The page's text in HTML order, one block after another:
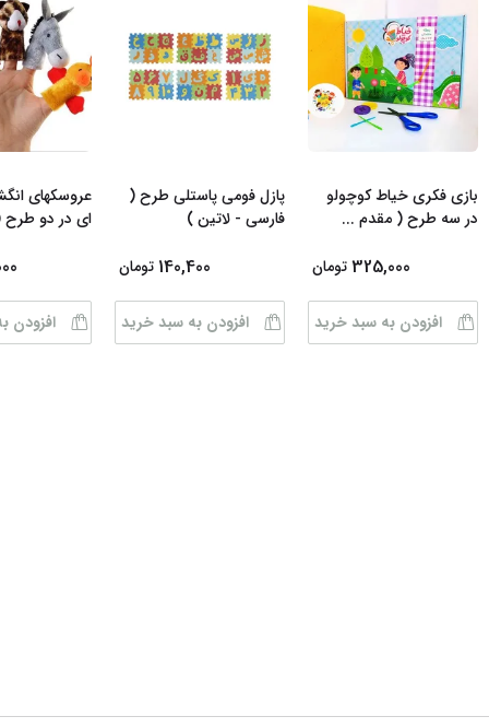
بازی فکری خیاط کوچولو
در سه طرح ( مقدم ...
325,000 تومان
افزودن به سبد خرید
پازل فومی پاستلی طرح (
فارسی - لاتین )
140,400 تومان
افزودن به سبد خرید
عروسکهای
ای در دو
افزودن